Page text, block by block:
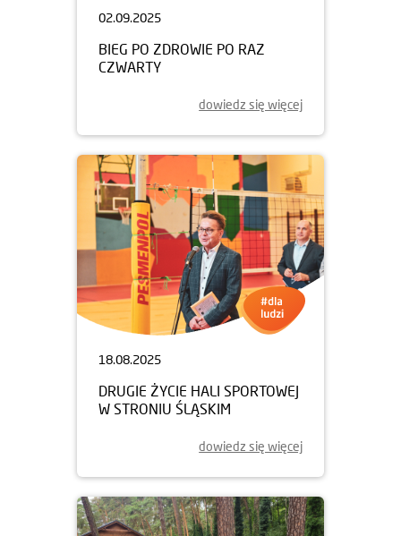
02.09.2025
BIEG PO ZDROWIE PO RAZ
CZWARTY
dowiedz się więcej
18.08.2025
DRUGIE ŻYCIE HALI SPORTOWEJ
W STRONIU ŚLĄSKIM
dowiedz się więcej